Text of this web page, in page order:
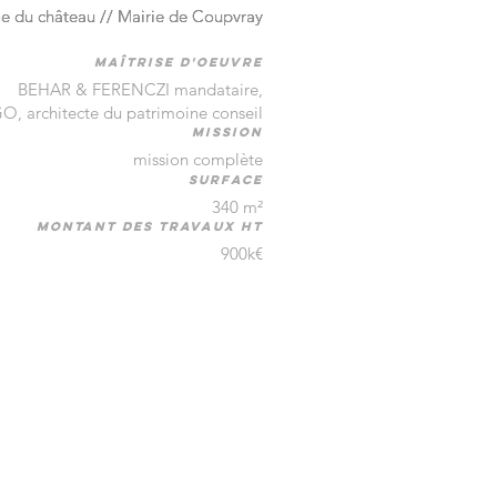
du château // Mairie de Coupvray
du château // Mairie de Coupvray
maîtrise d'oeuvre
BEHAR & FERENCZI mandataire,
architecte du patrimoine conseil
mission
mission complète
surface
340 m²
montant des travaux HT
900k€